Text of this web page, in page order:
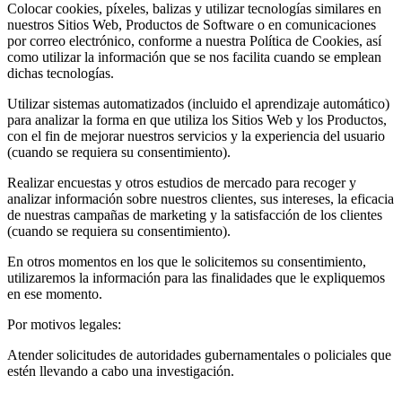
Colocar cookies, píxeles, balizas y utilizar tecnologías similares en
nuestros Sitios Web, Productos de Software o en comunicaciones
por correo electrónico, conforme a nuestra Política de Cookies, así
como utilizar la información que se nos facilita cuando se emplean
dichas tecnologías.
Utilizar sistemas automatizados (incluido el aprendizaje automático)
para analizar la forma en que utiliza los Sitios Web y los Productos,
con el fin de mejorar nuestros servicios y la experiencia del usuario
(cuando se requiera su consentimiento).
Realizar encuestas y otros estudios de mercado para recoger y
analizar información sobre nuestros clientes, sus intereses, la eficacia
de nuestras campañas de marketing y la satisfacción de los clientes
(cuando se requiera su consentimiento).
En otros momentos en los que le solicitemos su consentimiento,
utilizaremos la información para las finalidades que le expliquemos
en ese momento.
Por motivos legales:
Atender solicitudes de autoridades gubernamentales o policiales que
estén llevando a cabo una investigación.